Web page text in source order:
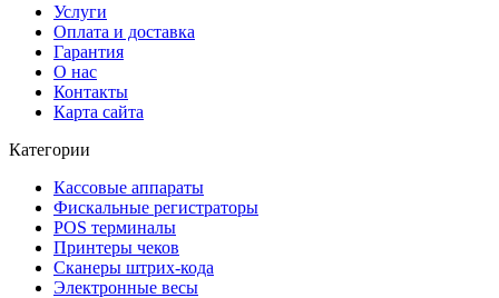
Услуги
Оплата и доставка
Гарантия
О нас
Контакты
Карта сайта
Категории
Кассовые аппараты
Фискальные регистраторы
POS терминалы
Принтеры чеков
Сканеры штрих-кода
Электронные весы